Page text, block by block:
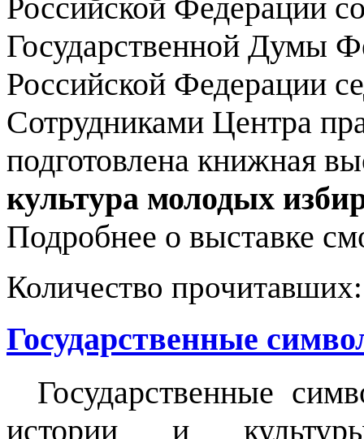
Российской Федерации
Государственной Думы
Российской Федерации
Сотрудниками Центра
подготовлена книжная
культура молодых
Подробнее о выставке
Количество
Государственные
Государственные
истории и